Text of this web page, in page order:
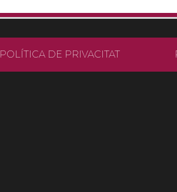
POLÍTICA DE PRIVACITAT